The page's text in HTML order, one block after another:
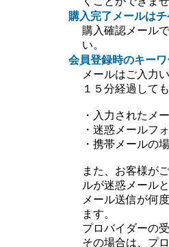
購入完了メールは
購入確認メール
い。
会員登録時のキー
メールはご入力
１５分経過して
・入力されたメ
・迷惑メールフ
・携帯メールの
また、お客様が
ルが迷惑メール
メール送信が何
ます。
プロバイダーの
その場合は、プ